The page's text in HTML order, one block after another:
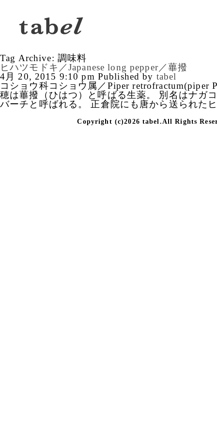
Tag Archive: 調味料
ヒハツモドキ／Japanese long pepper／蓽撥
4月 20, 2015 9:10 pm Published by tabel
コショウ科コショウ属／Piper retrofractum(piper
穂は蓽撥（ひはつ）と呼ばる生薬。 別名はナガ
バーチと呼ばれる。 正倉院にも唐から送られた
Copyright (c)2026 tabel.All Rights